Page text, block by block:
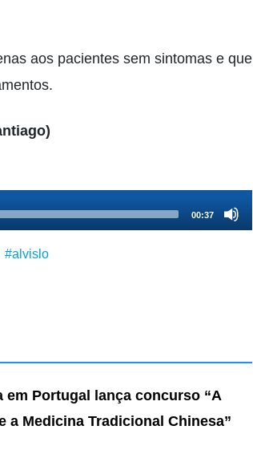
aos pacientes sem sintomas e que
00:37
#alvislo
em Portugal lança concurso “A
a Medicina Tradicional Chinesa”